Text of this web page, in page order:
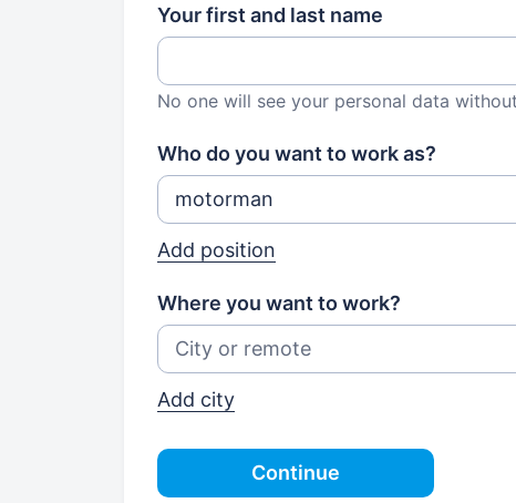
Your first and last name
No one will see your personal data
Who do you want to work as?
Add position
Where you want to work?
Add city
Continue